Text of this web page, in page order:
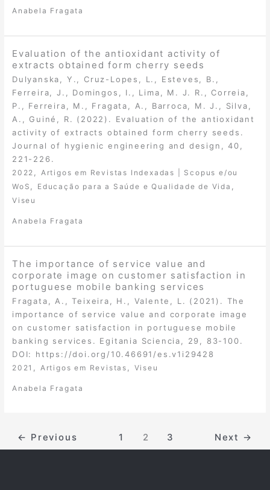
Anabela Fragata
Evaluation of the antioxidant activity of
extracts obtained form cherry seeds
Dulyanska, Y., Cruz-Lopes, L., Esteves, B.,
Ferreira, J., Domingos, I., Lima, M. J. R., Correia,
P., Ferreira, M., Fragata, A., Barroca, M. J., Silva,
A., Guiné, R. (2022). Evaluation of the antioxidant
activity of extracts obtained form cherry seeds.
Journal of hygienic engineering and design, 40,
221-226.
2022 , Artigos em Revistas Indexadas | Scopus e/ou
WoS , Educação para a Saúde e Qualidade de Vida ,
Viseu
Anabela Fragata
The importance of service value and
corporate image on customer satisfaction in
portuguese mobile banking services
Fragata, A., Teixeira, H., Valente, L. (2021). The
importance of service value and corporate image
on customer satisfaction in portuguese mobile
banking services. Egitania Sciencia, 29, 83-100.
DOI: https://doi.org/10.46691/es.v1i29428
2021 Artigos em Revistas Viseu
Anabela Fragata
← Previous 1 2 3 Next →